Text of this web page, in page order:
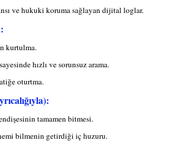
ve hukuki koruma sağlayan dijital loglar.
kurtulma.
hızlı ve sorunsuz arama.
oturtma.
tamamen bitmesi.
bilmenin getirdiği iç huzuru.